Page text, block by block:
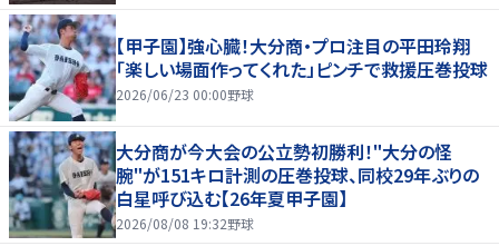
【甲子園】強心臓！大分商・プロ注目の平田玲翔
「楽しい場面作ってくれた」ピンチで救援圧巻投球
2026/06/23 00:00野球
大分商が今大会の公立勢初勝利！"大分の怪
腕"が151キロ計測の圧巻投球、同校29年ぶりの
白星呼び込む【26年夏甲子園】
2026/08/08 19:32野球